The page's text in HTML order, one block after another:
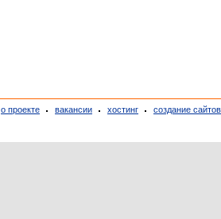
о проекте вакансии хостинг создание сайтов